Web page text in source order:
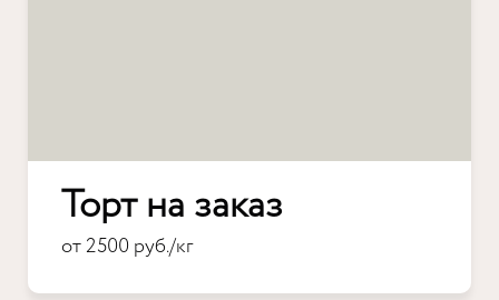
Торт на заказ
от 2500 руб./кг